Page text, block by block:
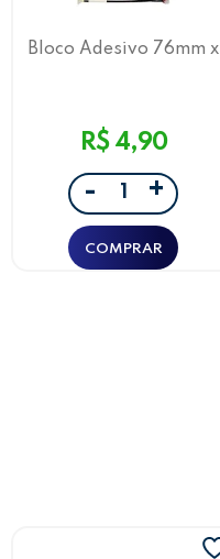
Bloco Adesivo 76mm x
R$ 4,90
- +